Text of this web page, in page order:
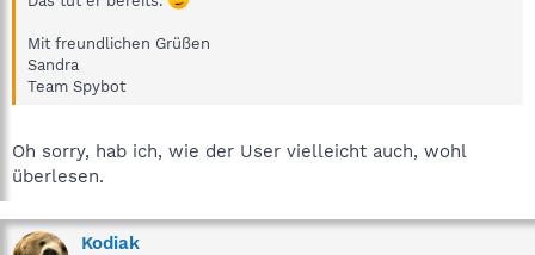
Mit freundlichen Grüßen
Sandra
Team Spybot
Oh sorry, hab ich, wie der User vielleicht auch, wohl
überlesen.
Kodiak